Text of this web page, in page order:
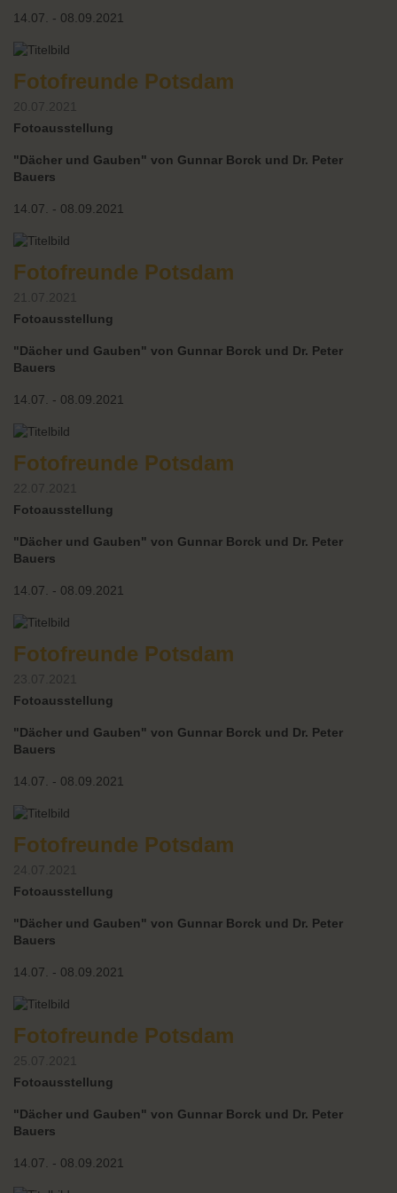
14.07. - 08.09.2021
Fotofreunde Potsdam
20.07.2021
Fotoausstellung
"Dächer und Gauben" von Gunnar Borck und Dr. Peter
Bauers
14.07. - 08.09.2021
Fotofreunde Potsdam
21.07.2021
Fotoausstellung
"Dächer und Gauben" von Gunnar Borck und Dr. Peter
Bauers
14.07. - 08.09.2021
Fotofreunde Potsdam
22.07.2021
Fotoausstellung
"Dächer und Gauben" von Gunnar Borck und Dr. Peter
Bauers
14.07. - 08.09.2021
Fotofreunde Potsdam
23.07.2021
Fotoausstellung
"Dächer und Gauben" von Gunnar Borck und Dr. Peter
Bauers
14.07. - 08.09.2021
Fotofreunde Potsdam
24.07.2021
Fotoausstellung
"Dächer und Gauben" von Gunnar Borck und Dr. Peter
Bauers
14.07. - 08.09.2021
Fotofreunde Potsdam
25.07.2021
Fotoausstellung
"Dächer und Gauben" von Gunnar Borck und Dr. Peter
Bauers
14.07. - 08.09.2021